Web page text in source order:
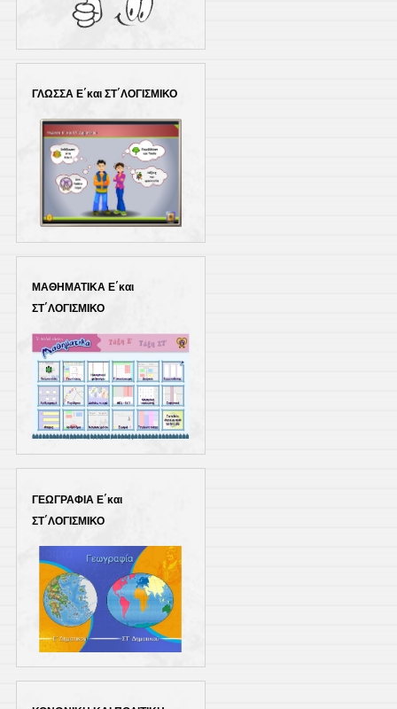
ΓΛΩΣΣΑ Ε΄και ΣΤ΄ΛΟΓΙΣΜΙΚΟ
ΜΑΘΗΜΑΤΙΚΑ Ε΄και
ΣΤ΄ΛΟΓΙΣΜΙΚΟ
ΓΕΩΓΡΑΦΙΑ Ε΄και
ΣΤ΄ΛΟΓΙΣΜΙΚΟ